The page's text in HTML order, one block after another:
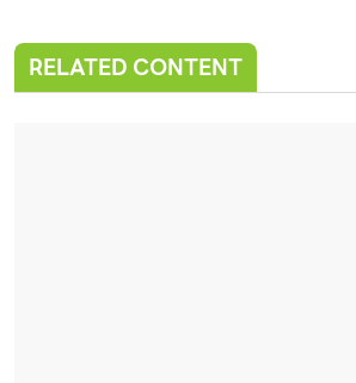
RELATED CONTENT